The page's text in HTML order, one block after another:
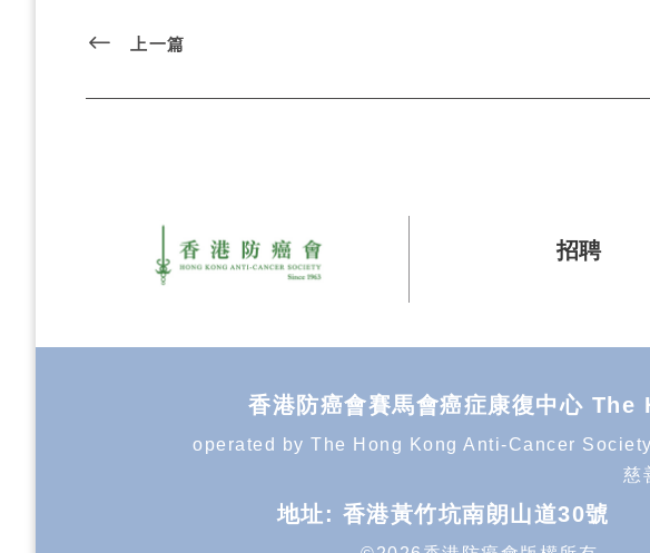
上一篇
招聘
香港防癌會賽馬會癌症康復中心
operated by The Hong Kong Anti-Cancer
慈
地址: 香港黃竹坑南朗山道30號